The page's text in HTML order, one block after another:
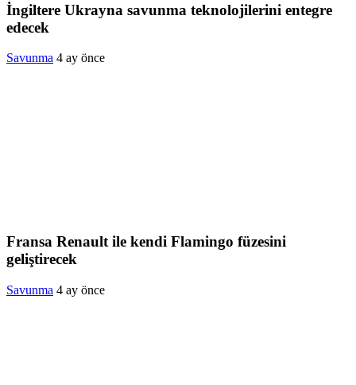
İngiltere Ukrayna savunma teknolojilerini entegre
edecek
Savunma 4 ay önce
Fransa Renault ile kendi Flamingo füzesini
geliştirecek
Savunma 4 ay önce